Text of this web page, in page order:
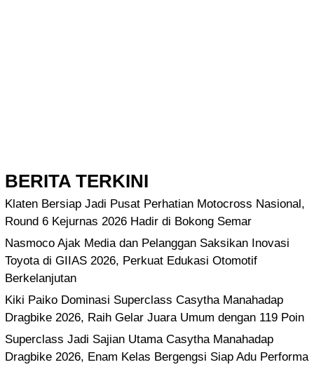
BERITA TERKINI
Klaten Bersiap Jadi Pusat Perhatian Motocross Nasional,
Round 6 Kejurnas 2026 Hadir di Bokong Semar
Nasmoco Ajak Media dan Pelanggan Saksikan Inovasi
Toyota di GIIAS 2026, Perkuat Edukasi Otomotif
Berkelanjutan
Kiki Paiko Dominasi Superclass Casytha Manahadap
Dragbike 2026, Raih Gelar Juara Umum dengan 119 Poin
Superclass Jadi Sajian Utama Casytha Manahadap
Dragbike 2026, Enam Kelas Bergengsi Siap Adu Performa